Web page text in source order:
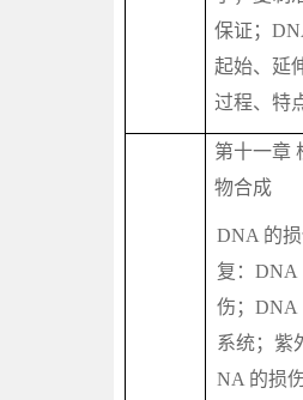
保证；
起始、延
过程、特
第十一章
物合成
DNA 的
复： DNA
伤； DNA
系统；紫
NA 的损